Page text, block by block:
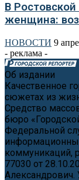
В
женщина:
НОВОСТИ 9
- реклама -
Об издании
Качественное
сюжетах из
Средство
бюро
Федеральной
коммуникаций,
77030 от
Александрович.